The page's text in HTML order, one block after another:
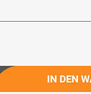
IN DEN